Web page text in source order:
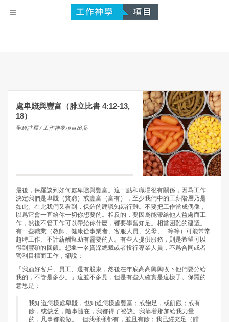
處卑賤與豐富（腓立比書 4:12-13,
18）
聖經註釋 / 工作神學項目出品
最後，保羅談到如何處卑賤與豐富。這一點和職場很有關係，因爲工作
決定我們是卑賤（貧窮）或豐富（富有），至少我們中的工薪階層乃是
如此。在此我們又看到，保羅的建議知易行難。不要把工作當成偶像，
以爲它會一直給你一切你想要的。相反的，要因爲能帶給他人益處而工
作，然後不管工作可以帶給你什麼，都要學習知足。相當困難的建議。
有一些職業（教師、健康從事業者、客服人員、父母、...等等）可能常常
超時工作、不計薪酬幫助有需要的人。有些人提供服務，則是希望可以
得到豐碩的回饋。想象一名資深總裁或者投行專業人員，不爲合同或者
營利目標而工作，卻說：
「我顧好客戶、員工、還有股東，然後在年底高高興興收下他們要分給
我的，不管是多少。」這並不多見，但是有些人確實是這樣子。保羅的
意思是：
我知道怎樣處卑賤，也知道怎樣處豐富；或飽足，或飢餓；或有
餘，或缺乏，隨事隨在，我都得了祕訣。我靠着那加給我力量
的，凡事都能做。...但我樣樣都有，並且有餘；我已經充足（腓